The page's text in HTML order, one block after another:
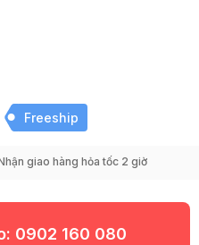
Freeship
giao hàng hỏa tốc 2 giờ
0902 160 080